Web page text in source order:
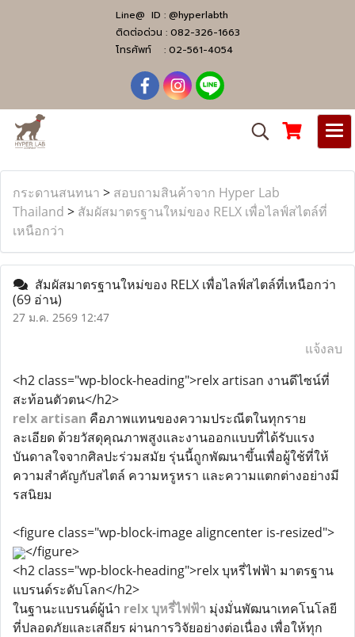
Line@ ID : @hyperlabth
ติดต่อด่วน : 082-326-1663
โทรศัพท์ : 02-561-4054
กระดานสนทนา > สอบถามสินค้าจาก Hyper Lab
Thailand > สัมผัสมาตรฐานใหม่ของ RELX เพื่อไลฟ์สไตล์ที่
เหนือกว่า
สัมผัสมาตรฐานใหม่ของ RELX เพื่อไลฟ์สไตล์ที่เหนือกว่า
(69 อ่าน)
27 ม.ค. 2569 12:47
แจ้งลบ
<h2 class="wp-block-heading">relx artisan งานดีไซน์ที่
สะท้อนตัวตน</h2>
relx artisan คือภาพแทนของความประณีตในทุกราย
ละเอียด ด้วยวัสดุคุณภาพสูงและงานออกแบบที่ได้รับแรง
บันดาลใจจากศิลปะร่วมสมัย รุ่นนี้ถูกพัฒนาขึ้นเพื่อผู้ใช้ที่ให้
ความสำคัญกับสไตล์ ความหรูหรา และความแตกต่างอย่างมี
รสนิยม
<figure class="wp-block-image aligncenter is-resized">
</figure>
<h2 class="wp-block-heading">relx บุหรี่ไฟฟ้า มาตรฐาน
แบรนด์ระดับโลก</h2>
ในฐานะแบรนด์ผู้นำ relx บุหรี่ไฟฟ้า มุ่งมั่นพัฒนาเทคโนโลยี
ที่ปลอดภัยและเสถียร ผ่านการวิจัยอย่างต่อเนื่อง เพื่อให้ทุก